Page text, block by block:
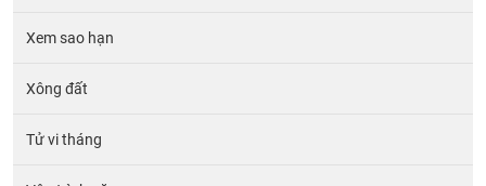
Xem sao hạn
Xông đất
Tử vi tháng